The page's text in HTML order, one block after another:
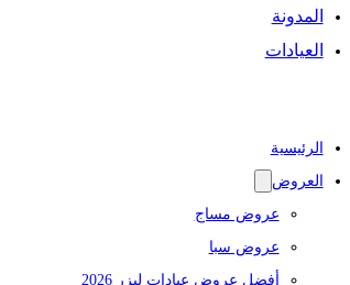
المدونة
العيادات
الرئيسية
العروض
عروض مساج
عروض سبا
أفضل عروض عيادات ليزر 2026